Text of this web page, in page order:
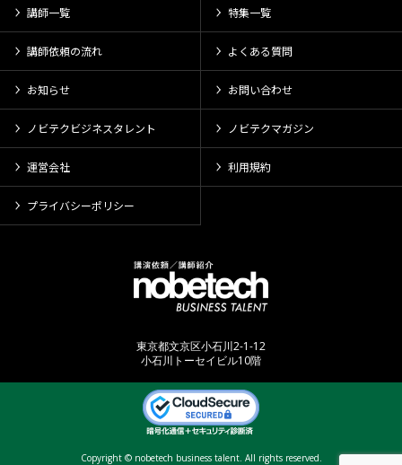
講師一覧 特集一覧
講師依頼の流れ よくある質問
お知らせ お問い合わせ
ノビテクビジネスタレント ノビテクマガジン
運営会社 利用規約
プライバシーポリシー
東京都文京区小石川2-1-12
小石川トーセイビル10階
Copyright © nobetech business talent. All rights reserved.